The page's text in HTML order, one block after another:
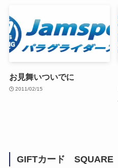
お見舞いついでに
2011/02/15
GIFTカード SQUARE